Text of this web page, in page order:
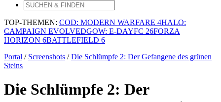
TOP-THEMEN: COD: MODERN WARFARE 4HALO:
CAMPAIGN EVOLVEDGOW: E-DAYFC 26FORZA
HORIZON 6BATTLEFIELD 6
Portal / Screenshots /Die Schlümpfe 2: Der Gefangene des grünen
Steins
Die Schlümpfe 2: Der